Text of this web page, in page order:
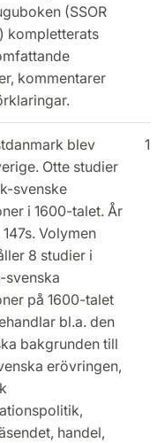
(SSOR
kompletterats
kommentarer
blev
Otte studier
svenske
i 1600-talet. År
Volymen
8 studier i
svenska
på 1600-talet
bl.a. den
bakgrunden till
erövringen,
handel,